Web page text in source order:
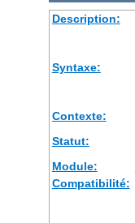
Description:
Syntaxe:
Contexte:
Statut:
Module:
Compatibilité: